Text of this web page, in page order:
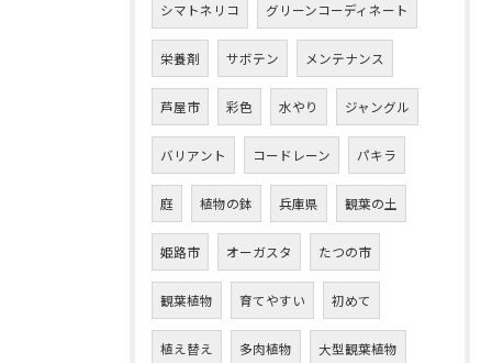
シマトネリコ グリーンコーディネート
栄養剤 サボテン メンテナンス
芦屋市 彩色 水やり ジャングル
バリアント コードレーン パキラ
庭 植物の鉢 兵庫県 観葉の土
姫路市 オーガスタ たつの市
観葉植物 育てやすい 初めて
植え替え 多肉植物 大型観葉植物